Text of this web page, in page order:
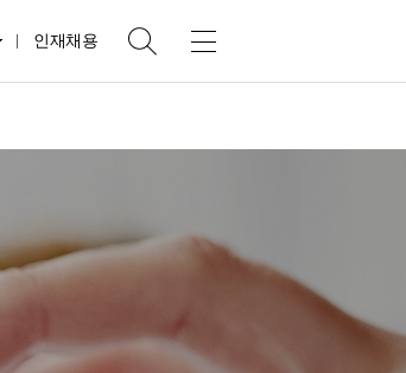
인재채용